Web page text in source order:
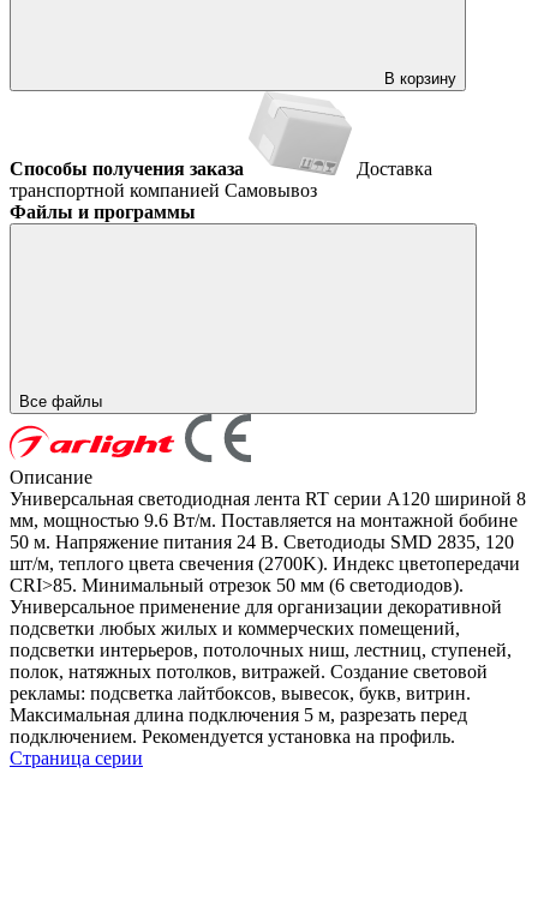
В корзину
Способы получения заказа
Доставка
транспортной компанией Самовывоз
Файлы и программы
Все файлы
Описание
Универсальная светодиодная лента RT серии A120 шириной 8
мм, мощностью 9.6 Вт/м. Поставляется на монтажной бобине
50 м. Напряжение питания 24 В. Светодиоды SMD 2835, 120
шт/м, теплого цвета свечения (2700K). Индекс цветопередачи
CRI>85. Минимальный отрезок 50 мм (6 светодиодов).
Универсальное применение для организации декоративной
подсветки любых жилых и коммерческих помещений,
подсветки интерьеров, потолочных ниш, лестниц, ступеней,
полок, натяжных потолков, витражей. Создание световой
рекламы: подсветка лайтбоксов, вывесок, букв, витрин.
Максимальная длина подключения 5 м, разрезать перед
подключением. Рекомендуется установка на профиль.
Страница серии